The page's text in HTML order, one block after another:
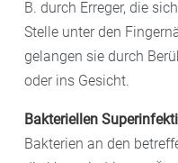
B. durch Erreger, die
Stelle unter den
gelangen sie durch
oder ins Gesicht.
Bakteriellen
Bakterien an den